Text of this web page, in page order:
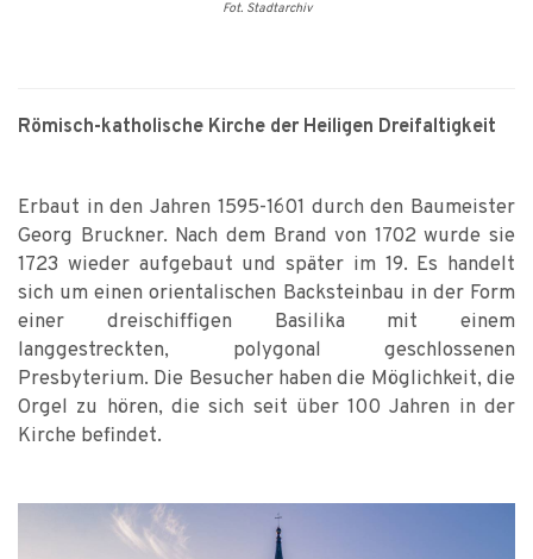
Fot. Stadtarchiv
Römisch-katholische Kirche der Heiligen Dreifaltigkeit
Erbaut in den Jahren 1595-1601 durch den Baumeister
Georg Bruckner. Nach dem Brand von 1702 wurde sie
1723 wieder aufgebaut und später im 19. Es handelt
sich um einen orientalischen Backsteinbau in der Form
einer dreischiffigen Basilika mit einem
langgestreckten, polygonal geschlossenen
Presbyterium. Die Besucher haben die Möglichkeit, die
Orgel zu hören, die sich seit über 100 Jahren in der
Kirche befindet.